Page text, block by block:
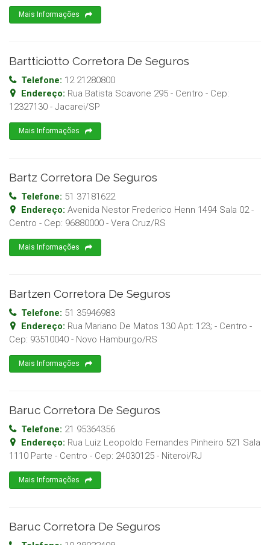
Mais Informações
Bartticiotto Corretora De Seguros
Telefone: 12 21280800
Endereço: Rua Batista Scavone 295 - Centro - Cep:
12327130 - Jacarei/SP
Mais Informações
Bartz Corretora De Seguros
Telefone: 51 37181622
Endereço: Avenida Nestor Frederico Henn 1494 Sala 02 -
Centro - Cep: 96880000 - Vera Cruz/RS
Mais Informações
Bartzen Corretora De Seguros
Telefone: 51 35946983
Endereço: Rua Mariano De Matos 130 Apt: 123; - Centro -
Cep: 93510040 - Novo Hamburgo/RS
Mais Informações
Baruc Corretora De Seguros
Telefone: 21 95364356
Endereço: Rua Luiz Leopoldo Fernandes Pinheiro 521 Sala
1110 Parte - Centro - Cep: 24030125 - Niteroi/RJ
Mais Informações
Baruc Corretora De Seguros